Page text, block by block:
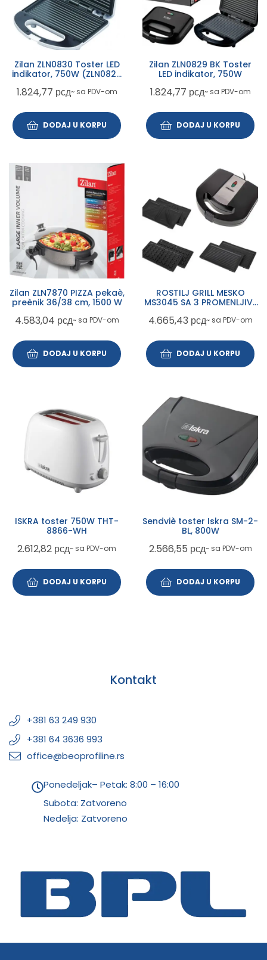
Zilan ZLN0830 Toster LED
indikator, 750W (ZLN0829
1.824,77 рсд~ sa PDV-om
DODAJ U KORPU
Zilan ZLN0829 BK Toster
LED indikator, 750W
1.824,77 рсд~ sa PDV-om
DODAJ U KORPU
Zilan ZLN7870 PIZZA pekaè,
preènik 36/38 cm, 1500 W
4.583,04 рсд~ sa PDV-om
DODAJ U KORPU
ROSTILJ GRILL MESKO
MS3045 SA 3 PROMENLJIVE
4.665,43 рсд~ sa PDV-om
DODAJ U KORPU
ISKRA toster 750W THT-
8866-WH
2.612,82 рсд~ sa PDV-om
DODAJ U KORPU
Sendviè toster Iskra SM-2-
BL, 800W
2.566,55 рсд~ sa PDV-om
DODAJ U KORPU
Kontakt
+381 63 249 930
+381 64 3636 993
office@beoprofiline.rs
Ponedeljak– Petak: 8:00 – 16:00
Subota: Zatvoreno
Nedelja: Zatvoreno